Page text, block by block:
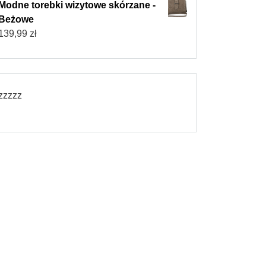
torebki wizytowe skórzane -
zł